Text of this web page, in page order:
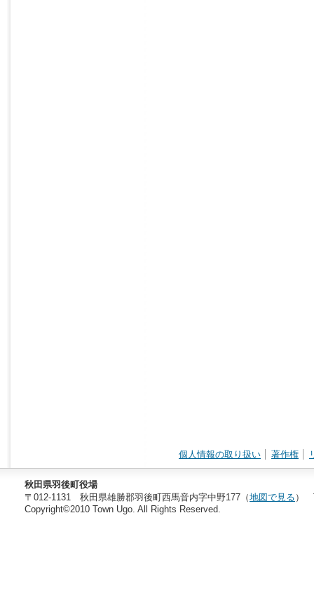
個人情報の取り扱い 著作権
秋田県羽後町役場
〒012-1131 秋田県雄勝郡羽後町西馬音内字中野177（地図で見る ）
Copyright©2010 Town Ugo. All Rights Reserved.